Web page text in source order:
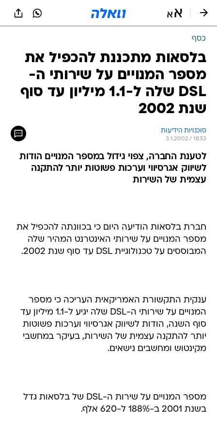
כסף
בלסאות מתכננת להכפיל את
מספר המנויים על שירותי ה-
DSL שלה ל-1.1 מיליון עד סוף
שנת ‏2002
סוכנויות הידיעות
3.1.2002 / 18:53
לטענת החברה, צפוי גידול במספר המנויים הודות
לשיווק אגרסיווי וערכות פשוטות יותר להתקנה
עצמית של השירות
חברת בלסאות הודיעה היום כי בכוונתה להכפיל את
מספר המנויים על שירותי האינטרנט המהיר שלה
המבוססים על טכנולוגיית DSL עד סוף שנת 2002.
ענקית התקשורת האמריקאית העריכה כי מספר
המנויים על שירותי ה-DSL שלה יגיע ל-1.1 מיליון עד
סוף השנה, הודות לשיווק אגרסיווי וערכות פשוטות
יותר להתקנה עצמית של השירות, בעיקר במחשבי
מקינטוש ומחשבים נישאים.
מספר המנויים על שירות ה-DSL של בלסאות גדל
בשנת 2001 ב-188% ל-620 אלף.